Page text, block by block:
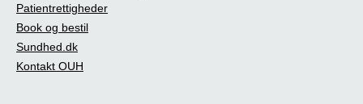
Patientrettigheder
Book og bestil
Sundhed.dk
Kontakt OUH